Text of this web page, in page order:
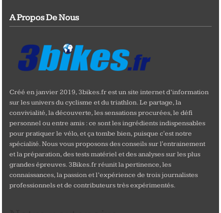
A Propos De Nous
Créé en janvier 2019, 3bikes.fr est un site internet d’information
sur les univers du cyclisme et du triathlon. Le partage, la
convivialité, la découverte, les sensations procurées, le défi
personnel ou entre amis : ce sont les ingrédients indispensables
pour pratiquer le vélo, et ça tombe bien, puisque c'est notre
spécialité. Nous vous proposons des conseils sur l'entrainement
et la préparation, des tests matériel et des analyses sur les plus
grandes épreuves. 3Bikes.fr réunit la pertinence, les
connaissances, la passion et l’expérience de trois journalistes
professionnels et de contributeurs très expérimentés.